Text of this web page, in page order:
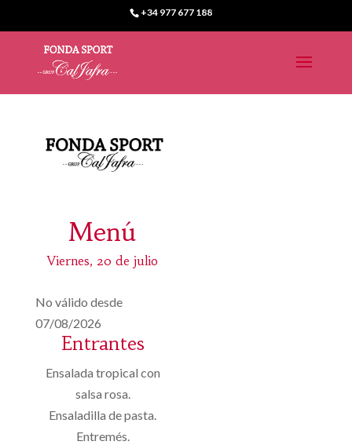
+34 977 677 188
Menú
Viernes, 20 de julio
No válido desde
07/08/2026
Entrantes
Ensalada tropical con
salsa rosa.
Ensaladilla de pasta.
Entremés.